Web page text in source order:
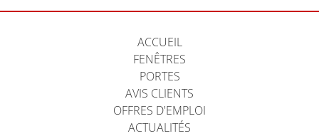
ACCUEIL
FENÊTRES
PORTES
AVIS CLIENTS
OFFRES D'EMPLOI
ACTUALITÉS